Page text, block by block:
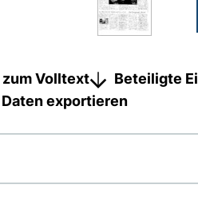
Volltext
Beteiligte
exportieren